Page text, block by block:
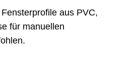
aus PVC,
für manuellen